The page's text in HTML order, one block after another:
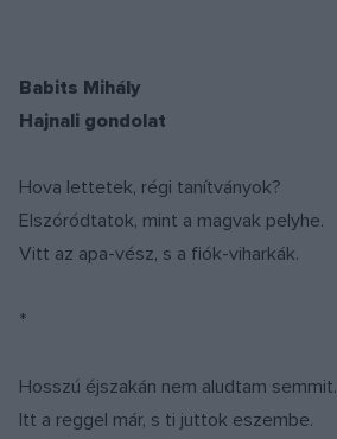
Babits Mihály
Hajnali gondolat
Hova lettetek, régi tanítványok?
Elszóródtatok, mint a magvak pelyhe.
Vitt az apa-vész, s a fiók-viharkák.
*
Hosszú éjszakán nem aludtam semmit.
Itt a reggel már, s ti juttok eszembe.